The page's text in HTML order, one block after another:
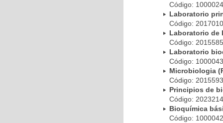
Código:
Laboratorio
Código:
Laboratorio de
Código:
Laboratorio
Código:
Microbiologia
Código:
Principios de
Código:
Bioquímica
Código: